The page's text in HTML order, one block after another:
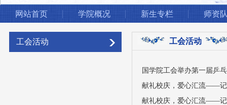
网站首页 学院概况 新生专栏 师资
工会活动 工会活动
国学院工会举办第一届乒
献礼校庆，爱心汇流——记
献礼校庆，爱心汇流——记